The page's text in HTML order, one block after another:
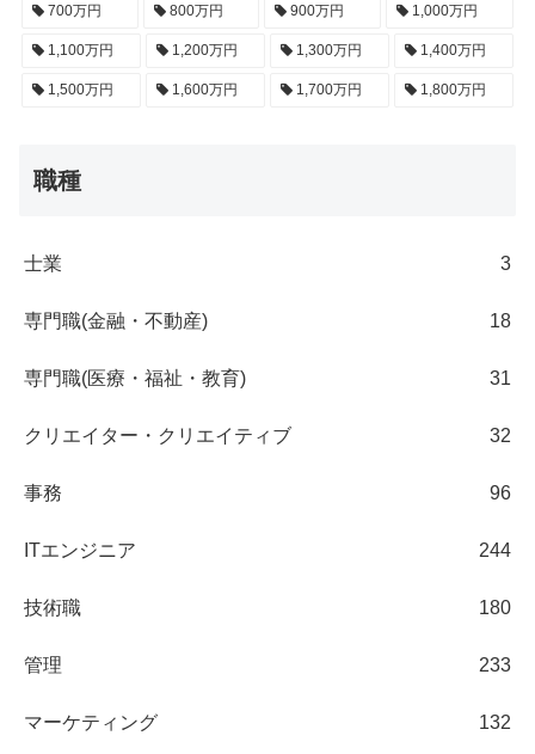
700万円 800万円 900万円 1,000万円
1,100万円 1,200万円 1,300万円 1,400万円
1,500万円 1,600万円 1,700万円 1,800万円
職種
士業 3
専門職(金融・不動産) 18
専門職(医療・福祉・教育) 31
クリエイター・クリエイティブ 32
事務 96
ITエンジニア 244
技術職 180
管理 233
マーケティング 132